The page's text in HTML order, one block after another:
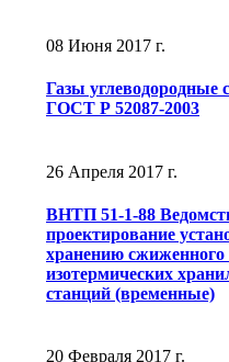
08 Июня 2017 г.
Газы
ГОСТ Р 52087-2003
26 Апреля 2017 г.
ВНТП 51-1-88
проектирование
хранению сжиженного
изотермических
станций (временные)
20 Февраля 2017 г.